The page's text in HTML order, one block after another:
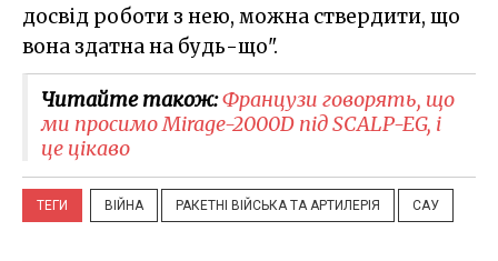
досвід роботи з нею, можна ствердити, що
вона здатна на будь-що".
Читайте також:Французи говорять, що
ми просимо Mirage-2000D під SCALP-EG, і
це цікаво
ТЕГИ ВІЙНА РАКЕТНІ ВІЙСЬКА ТА АРТИЛЕРІЯ САУ